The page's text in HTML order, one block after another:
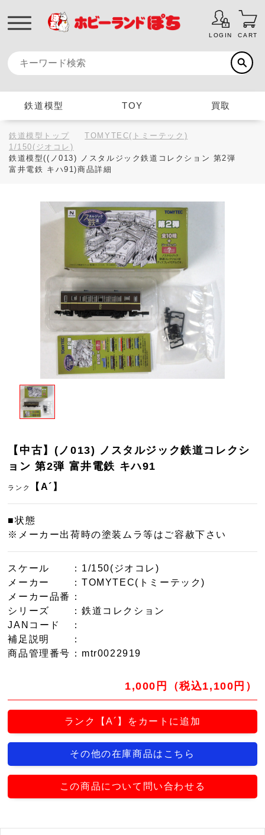
LOGIN CART
鉄道模型 TOY 買取
鉄道模型トップ
TOMYTEC(トミーテック)
1/150(ジオコレ)
鉄道模型((ノ013) ノスタルジック鉄道コレクション 第2弾
富井電鉄 キハ91)商品詳細
【中古】(ノ013) ノスタルジック鉄道コレクシ
ョン 第2弾 富井電鉄 キハ91
ランク 【A´】
■状態
※メーカー出荷時の塗装ムラ等はご容赦下さい
スケール
：1/150(ジオコレ)
メーカー
：TOMYTEC(トミーテック)
メーカー品番
：
シリーズ
：鉄道コレクション
JANコード
：
補足説明
：
商品管理番号 ：mtr0022919
1,000円（税込1,100円）
ランク【A´】をカートに追加
その他の在庫商品はこちら
この商品について問い合わせる